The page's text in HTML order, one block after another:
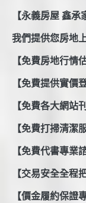
【永義房屋 鑫承
我們提供您房地
【免費房地行情
【免費提供實價
【免費各大網站
【免費打掃清潔
【免費代書專業
【交易安全全程
【價金履約保證